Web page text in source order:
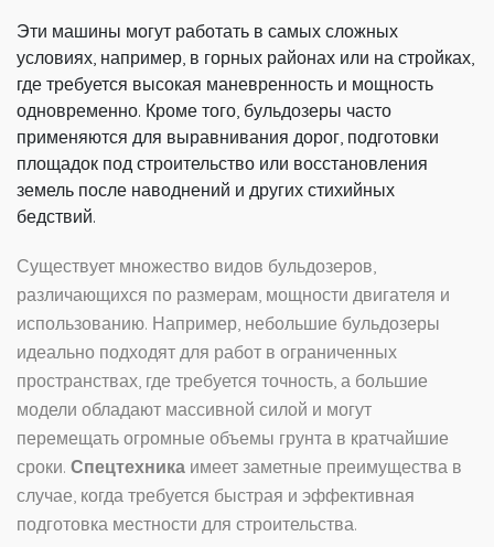
Эти машины могут работать в самых сложных
условиях, например, в горных районах или на стройках,
где требуется высокая маневренность и мощность
одновременно. Кроме того, бульдозеры часто
применяются для выравнивания дорог, подготовки
площадок под строительство или восстановления
земель после наводнений и других стихийных
бедствий.
Существует множество видов бульдозеров,
различающихся по размерам, мощности двигателя и
использованию. Например, небольшие бульдозеры
идеально подходят для работ в ограниченных
пространствах, где требуется точность, а большие
модели обладают массивной силой и могут
перемещать огромные объемы грунта в кратчайшие
сроки. Спецтехника имеет заметные преимущества в
случае, когда требуется быстрая и эффективная
подготовка местности для строительства.